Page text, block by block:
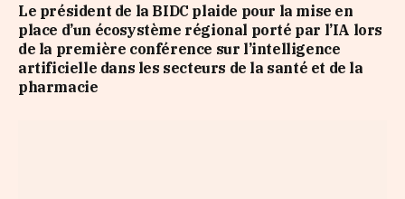
Le président de la BIDC plaide pour la mise en
place d’un écosystème régional porté par l’IA lors
de la première conférence sur l’intelligence
artificielle dans les secteurs de la santé et de la
pharmacie